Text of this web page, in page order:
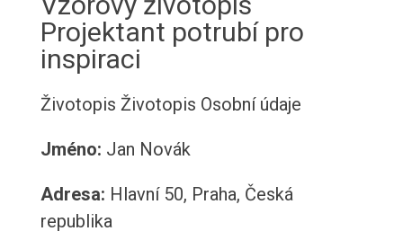
Projektant potrubí pro
inspiraci
Životopis Životopis Osobní údaje
Jméno: Jan Novák
Adresa: Hlavní 50, Praha, Česká
republika